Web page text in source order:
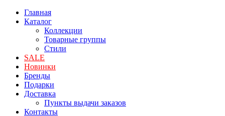
Главная
Каталог
Коллекции
Товарные группы
Стили
SALE
Новинки
Бренды
Подарки
Доставка
Пункты выдачи заказов
Контакты